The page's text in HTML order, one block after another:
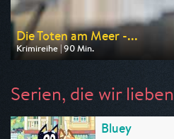
Die Toten am Meer -...
Krimireihe | 90 Min.
Ausgestrahlt von ARD
Serien, die wir lieben
Bluey